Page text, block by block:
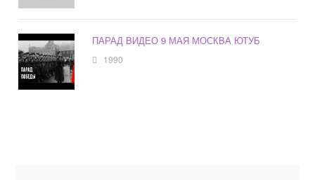
ПАРАД ВИДЕО 9 МАЯ МОСКВА ЮТУБ
1990